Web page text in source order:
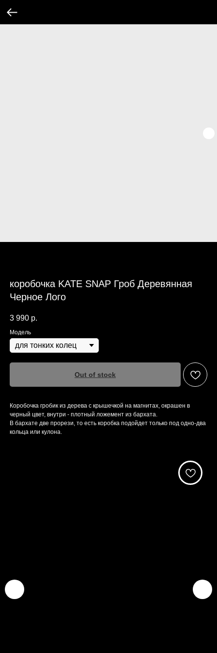
коробочка KATE SNAP Гроб Деревянная
Черное Лого
3 990 р.
Модель
Out of stock
Коробочка гробик из дерева с крышечкой на магнитах, окрашен в
черный цвет, внутри - плотный ложемент из бархата.
В бархате две прорези, то есть коробка подойдет только под одно-два
кольца или кулона.